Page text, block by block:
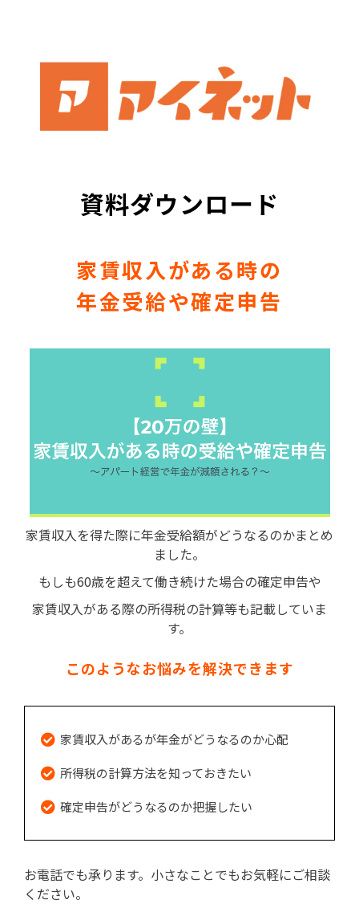
資料ダウンロード
家賃収入がある時の
年金受給や確定申告
家賃収入を得た際に年金受給額がどうなるのかまとめ
ました。
もしも60歳を超えて働き続けた場合の確定申告や
家賃収入がある際の所得税の計算等も記載していま
す。
このようなお悩みを解決できます
家賃収入があるが年金がどうなるのか心配
所得税の計算方法を知っておきたい
確定申告がどうなるのか把握したい
お電話でも承ります。小さなことでもお気軽にご相談
ください。